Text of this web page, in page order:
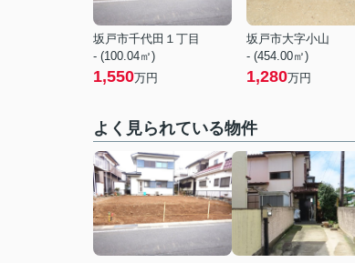
坂戸市千代田１丁目
- (100.04㎡)
1,550万円
坂戸市大字小山
- (454.00㎡)
1,280万円
よく見られている物件